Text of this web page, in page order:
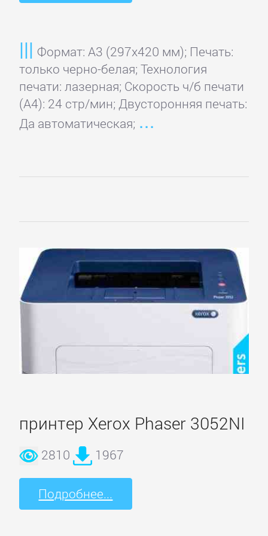
Формат: A3 (297x420 мм); Печать:
только черно-белая; Технология
печати: лазерная; Скорость ч/б печати
(А4): 24 стр/мин; Двусторонняя печать:
Да автоматическая;
принтер Xerox Phaser 3052NI
2810 1967
Подробнее...
Minolta
Kyocera
Mita
Mitsubishi
OKI
Olympus
Panasonic
Ricoh
Samsung
Sharp